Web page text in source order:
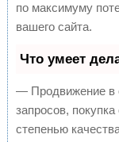
по максимуму
вашего сайта.
Что умеет
— Продвижение в
запросов,
степенью